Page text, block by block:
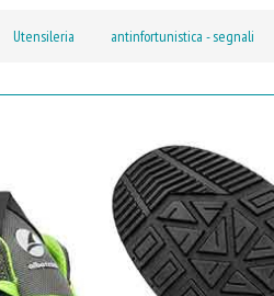
Utensileria antinfortunistica - segnali